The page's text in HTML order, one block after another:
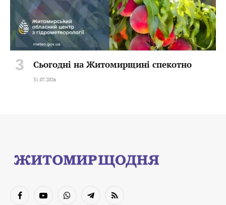
Сьогодні на Житомирщині спекотно
31.07.2026
FacebookYouTubeWhatsAppTelegramRSS